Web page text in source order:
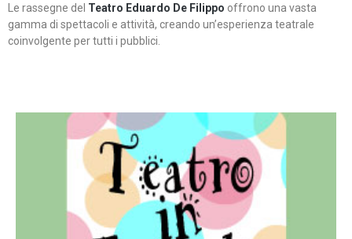
Le rassegne del Teatro Eduardo De Filippo offrono una vasta
gamma di spettacoli e attività, creando un’esperienza teatrale
coinvolgente per tutti i pubblici.
per far condividere e godere del teatro all’intera
famiglia.
Continua